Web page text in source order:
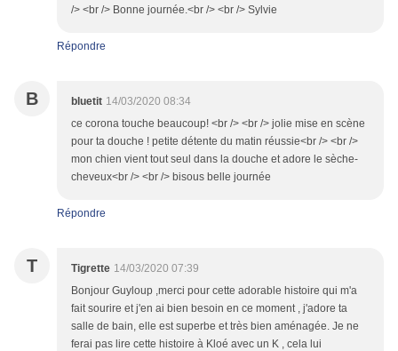
/> <br /> Bonne journée.<br /> <br /> Sylvie
Répondre
B bluetit 14/03/2020 08:34
ce corona touche beaucoup! <br /> <br /> jolie mise en scène
pour ta douche ! petite détente du matin réussie<br /> <br />
mon chien vient tout seul dans la douche et adore le sèche-
cheveux<br /> <br /> bisous belle journée
Répondre
T Tigrette 14/03/2020 07:39
Bonjour Guyloup ,merci pour cette adorable histoire qui m'a
fait sourire et j'en ai bien besoin en ce moment , j'adore ta
salle de bain, elle est superbe et très bien aménagée. Je ne
ferai pas lire cette histoire à Kloé avec un K , cela lui